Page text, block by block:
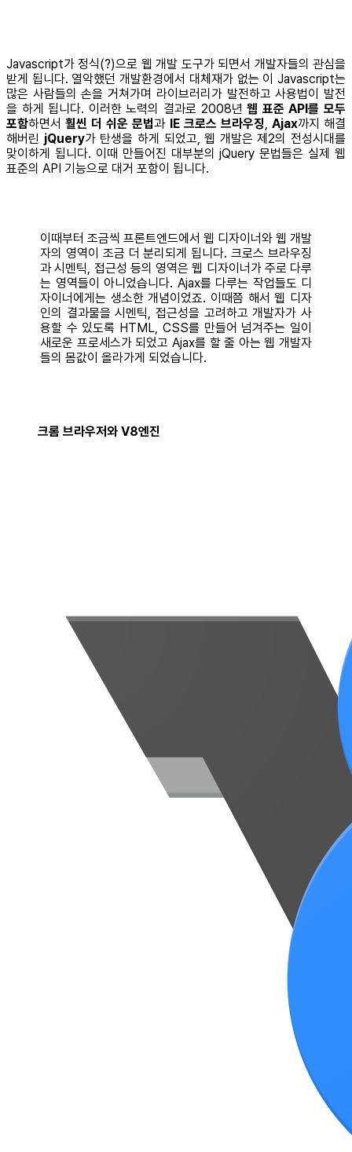
Javascript가 정식(?)으로 웹 개발 도구가 되면서 개발자들의 관심을
받게 됩니다. 열악했던 개발환경에서 대체재가 없는 이 Javascript는
많은 사람들의 손을 거쳐가며 라이브러리가 발전하고 사용법이 발전
을 하게 됩니다. 이러한 노력의 결과로 2008년웹 표준 API를 모두
포함하면서훨씬 더 쉬운 문법과 IE 크로스 브라우징 Ajax까지 해결
해버린 jQuery가 탄생을 하게 되었고, 웹 개발은 제2의 전성시대를
맞이하게 됩니다. 이때 만들어진 대부분의 jQuery 문법들은 실제 웹
표준의 API 기능으로 대거 포함이 됩니다.
이때부터 조금씩 프론트엔드에서 웹 디자이너와 웹 개발
자의 영역이 조금 더 분리되게 됩니다. 크로스 브라우징
과 시멘틱, 접근성 등의 영역은 웹 디자이너가 주로 다루
는 영역들이 아니었습니다. Ajax를 다루는 작업들도 디
자이너에게는 생소한 개념이었죠. 이때쯤 해서 웹 디자
인의 결과물을 시멘틱, 접근성을 고려하고 개발자가 사
용할 수 있도록 HTML, CSS를 만들어 넘겨주는 일이
새로운 프로세스가 되었고 Ajax를 할 줄 아는 웹 개발자
들의 몸값이 올라가게 되었습니다.
크롬 브라우저와 V8엔진